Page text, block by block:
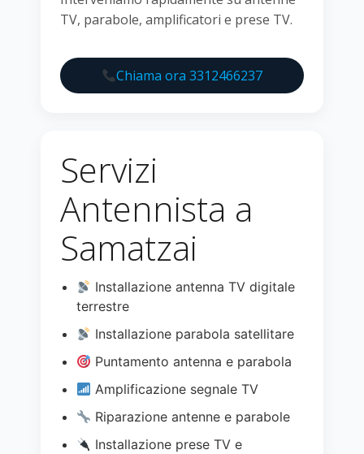
TV, parabole, amplificatori e prese TV.
Chiama ora 3312466237
Servizi
Antennista a
Samatzai
Installazione antenna TV digitale
terrestre
Installazione parabola satellitare
Puntamento antenna e parabola
Amplificazione segnale TV
Riparazione antenne e parabole
Installazione prese TV e